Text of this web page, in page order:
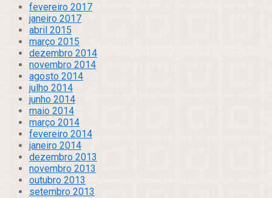
fevereiro 2017
janeiro 2017
abril 2015
março 2015
dezembro 2014
novembro 2014
agosto 2014
julho 2014
junho 2014
maio 2014
março 2014
fevereiro 2014
janeiro 2014
dezembro 2013
novembro 2013
outubro 2013
setembro 2013